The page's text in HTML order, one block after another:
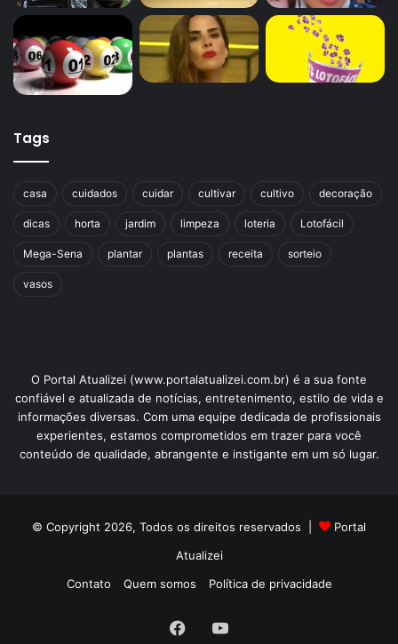
Tags
casa cuidados cuidar cultivar cultivo decoração
dicas horta jardim limpeza loteria Lotofácil
Mega-Sena plantar plantas receita sorteio
vasos
O Portal Atualizei (www.portalatualizei.com.br) é a sua fonte
confiável e atualizada de notícias, entretenimento, estilo de vida e
informações diversas. Com uma equipe dedicada de profissionais
experientes, estamos comprometidos em trazer para você
conteúdo de qualidade, abrangente e instigante em um só lugar.
© Copyright 2026, Todos os direitos reservados |
Portal
Atualizei
Contato
Quem somos Política de privacidade
FacebookYouTube